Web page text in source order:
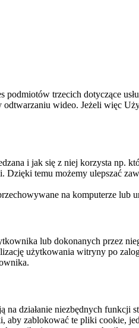
trzecich dotyczące
wideo. Jeżeli więc
i jak się z niej korzysta np.
temu możemy ulepszać
na komputerze lub
lub dokonanych przez
użytkowania witryny po
działanie niezbędnych funkcji
aby zablokować te pliki cookie,